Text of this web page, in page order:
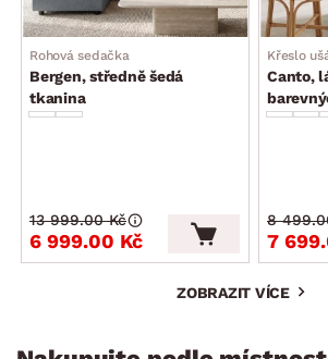
Rohová sedačka
Bergen, středně šedá
tkanina
6 999.00 Kč
13 999.00 Kč
Křeslo
Canto,
7
8
ZOBRAZIT VÍCE